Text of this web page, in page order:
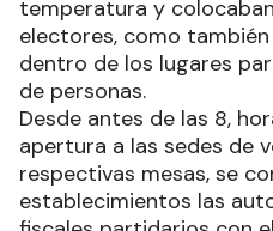
temperatura y
electores, como
dentro de los lugares
de personas.
Desde antes de las 8,
apertura a las sedes de
respectivas mesas, se
establecimientos las